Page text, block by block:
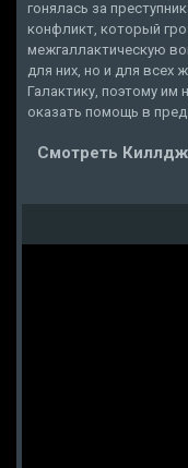
гонялась за
конфликт, который
межгаллактическую
для них, но и для всех
Галактику, поэтому им
оказать помощь в
Смотреть